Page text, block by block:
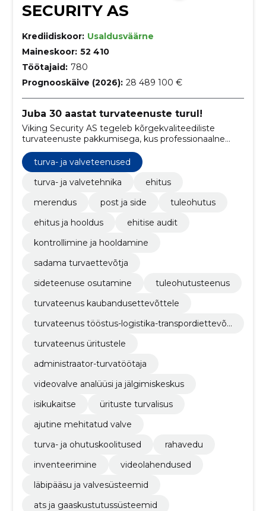
SECURITY AS
Krediidiskoor: Usaldusväärne
Maineskoor: 52 410
Töötajaid: 780
Prognooskäive (2026): 28 489 100 €
Juba 30 aastat turvateenuste turul!
Viking Security AS tegeleb kõrgekvaliteediliste
turvateenuste pakkumisega, kus professionaalne
toetudes pidevale töötajate arengule ja koolitamisele.
turva- ja valveteenused
turva- ja valvetehnika
ehitus
merendus
post ja side
tuleohutus
ehitus ja hooldus
ehitise audit
kontrollimine ja hooldamine
sadama turvaettevõtja
sideteenuse osutamine
tuleohutusteenus
turvateenus kaubandusettevõttele
turvateenus tööstus-logistika-transpordiettevõt
turvateenus üritustele
administraator-turvatöötaja
videovalve analüüsi ja jälgimiskeskus
isikukaitse
ürituste turvalisus
ajutine mehitatud valve
turva- ja ohutuskoolitused
rahavedu
inventeerimine
videolahendused
läbipääsu ja valvesüsteemid
ats ja gaaskustutussüsteemid